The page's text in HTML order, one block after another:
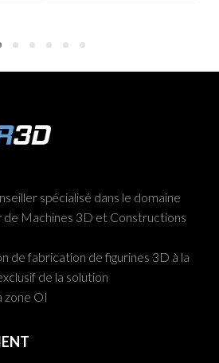
spécialisé dans le domaine
Machines 3D et Constructions
de fabrication de figurines 3D à la
de la solution
zone OI